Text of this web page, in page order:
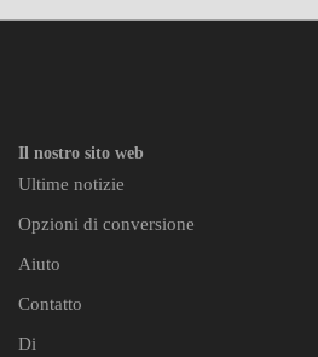
Il nostro sito web
Ultime notizie
Opzioni di conversione
Aiuto
Contatto
Di